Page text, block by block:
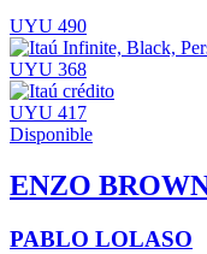
UYU 490
UYU 368
UYU 417
Disponible
ENZO
PABLO LOLASO